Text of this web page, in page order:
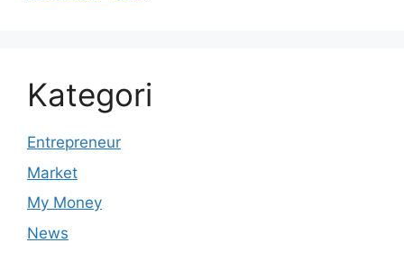
Kategori
Entrepreneur
Market
My Money
News